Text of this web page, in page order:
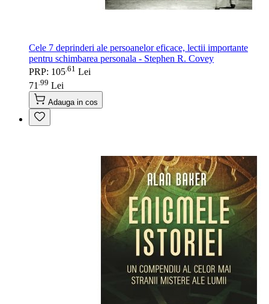
Cele 7 deprinderi ale persoanelor eficace, lectii importante
pentru schimbarea personala - Stephen R. Covey
PRP: 105.61 Lei
71 99 Lei
Adauga in cos